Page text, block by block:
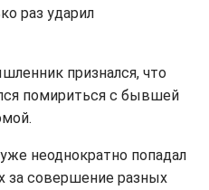
раз ударил
признался, что
помириться с бывшей
неоднократно попадал
за совершение разных